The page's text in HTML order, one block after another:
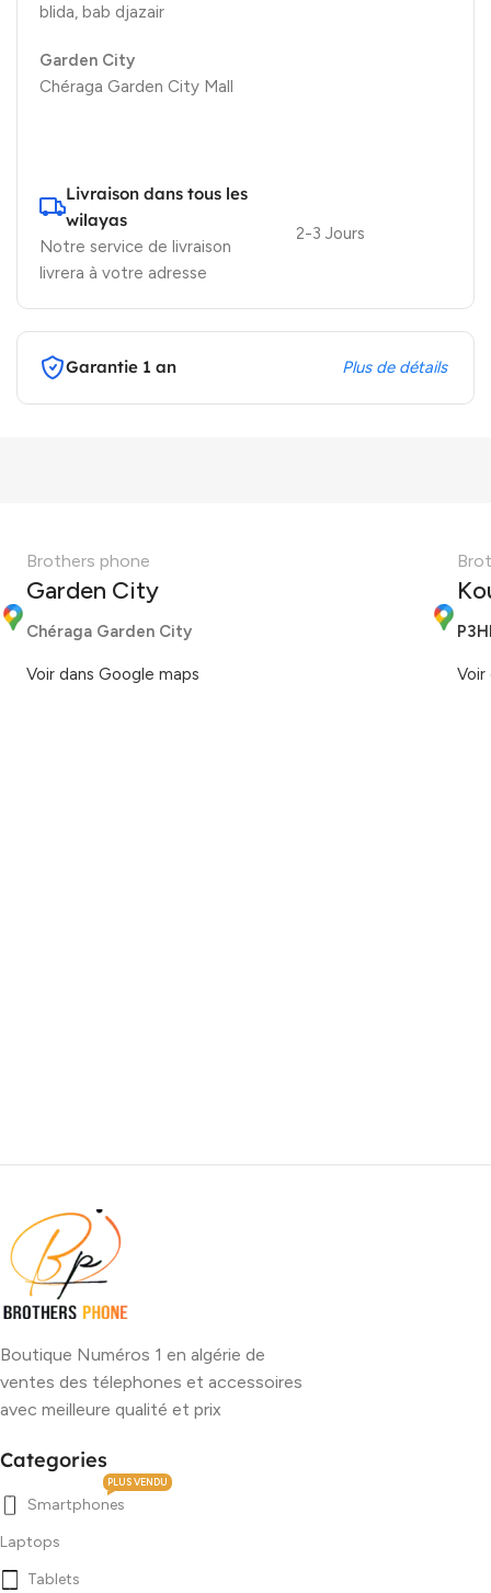
blida, bab djazair
Garden City
Chéraga Garden City Mall
Livraison dans tous les
wilayas
Notre service de livraison
livrera à votre adresse
2-3 Jours
Garantie 1 an Plus de détails
Brothers phone
Garden City
Chéraga Garden City
Voir dans Google maps Voir
Boutique Numéros 1 en algérie de
ventes des télephones et accessoires
avec meilleure qualité et prix
Categories
Smartphones
PLUS VENDU
Laptops
Tablets